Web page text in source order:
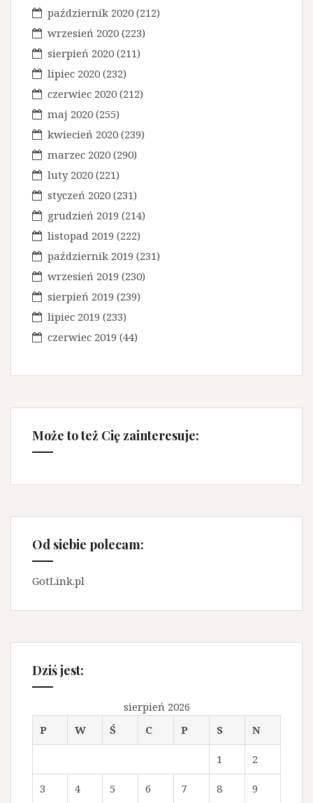
październik 2020 (212)
wrzesień 2020 (223)
sierpień 2020 (211)
lipiec 2020 (232)
czerwiec 2020 (212)
maj 2020 (255)
kwiecień 2020 (239)
marzec 2020 (290)
luty 2020 (221)
styczeń 2020 (231)
grudzień 2019 (214)
listopad 2019 (222)
październik 2019 (231)
wrzesień 2019 (230)
sierpień 2019 (239)
lipiec 2019 (233)
czerwiec 2019 (44)
Może to też Cię zainteresuje:
Od siebie polecam:
GotLink.pl
Dziś jest:
sierpień 2026
P
W Ś C P S N
1 2
3 4 5 6 7 8 9